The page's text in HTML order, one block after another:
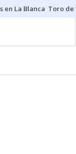
en La Blanca Toro de